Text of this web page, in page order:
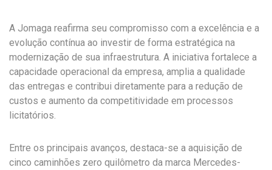
A Jomaga reafirma seu compromisso com a excelência e a
evolução contínua ao investir de forma estratégica na
modernização de sua infraestrutura. A iniciativa fortalece a
capacidade operacional da empresa, amplia a qualidade
das entregas e contribui diretamente para a redução de
custos e aumento da competitividade em processos
licitatórios.
Entre os principais avanços, destaca-se a aquisição de
cinco caminhões zero quilômetro da marca Mercedes-